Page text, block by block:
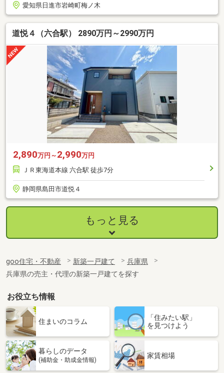
愛知県日進市岩崎町梅ノ木
道悦４（六合駅） 2890万円～2990万円
2,890万円～ 2,990万円
ＪＲ東海道本線 六合駅 徒歩7分
静岡県島田市道悦４
もっと見る
goo住宅・不動産 新築一戸建て
兵庫県
兵庫県の売主・代理の新築一戸建てを探す
お役立ち情報
住まいのコラム
「住みたい駅」
を見つけよう
暮らしのデータ
(補助金・助成金情報)
家賃相場